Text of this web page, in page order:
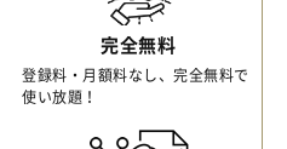
完全無料
登録料・月額料なし、完全無料で
使い放題！